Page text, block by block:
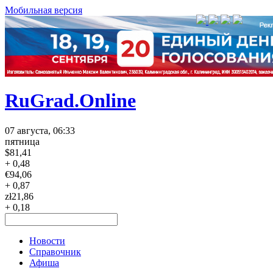
Мобильная версия
RuGrad.Online
07 августа, 06:33
пятница
$81,41
+ 0,48
€94,06
+ 0,87
zł21,86
+ 0,18
Новости
Справочник
Афиша